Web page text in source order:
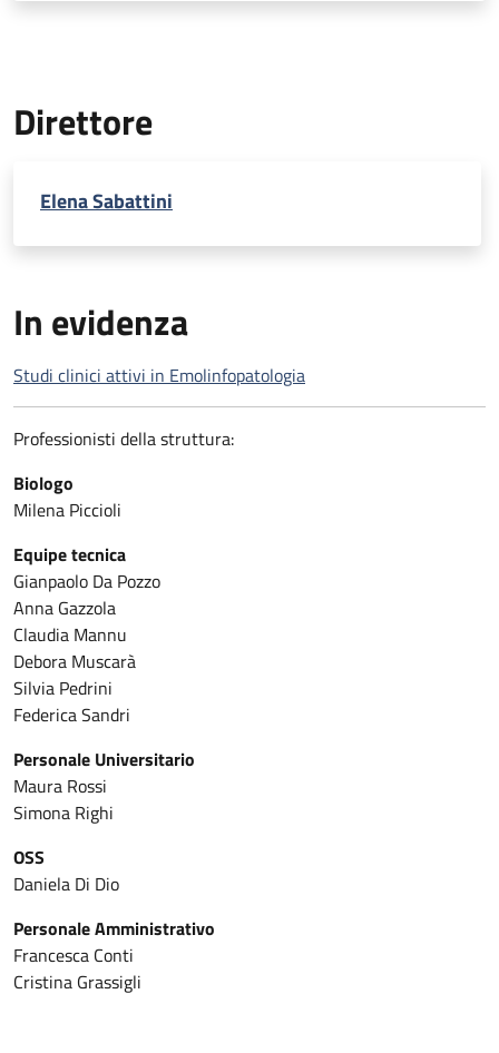
Direttore
Elena Sabattini
In evidenza
Studi clinici attivi in Emolinfopatologia
Professionisti della struttura:
Biologo
Milena Piccioli
Equipe tecnica
Gianpaolo Da Pozzo
Anna Gazzola
Claudia Mannu
Debora Muscarà
Silvia Pedrini
Federica Sandri
Personale Universitario
Maura Rossi
Simona Righi
OSS
Daniela Di Dio
Personale Amministrativo
Francesca Conti
Cristina Grassigli